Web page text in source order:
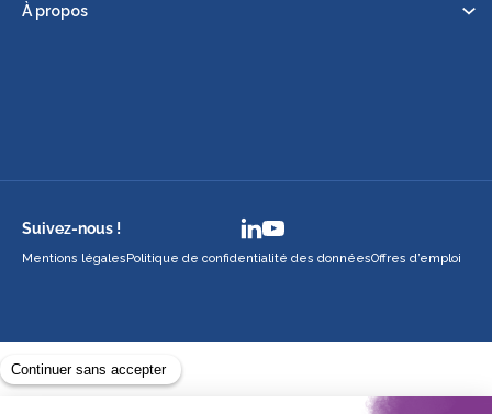
À propos
Suivez-nous !
Mentions légalesPolitique de confidentialité des donnéesOffres d’emploi